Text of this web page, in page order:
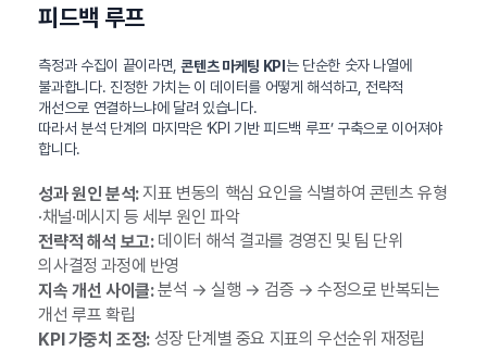
피드백 루프
측정과 수집이 끝이라면,콘텐츠 마케팅 KPI 는 단순한 숫자 나열에
불과합니다. 진정한 가치는 이 데이터를 어떻게 해석하고, 전략적
개선으로 연결하느냐에 달려 있습니다.
따라서 분석 단계의 마지막은 ‘KPI 기반 피드백 루프’ 구축으로 이어져야
합니다.
성과 원인 분석:지표 변동의 핵심 요인을 식별하여 콘텐츠 유형
·채널·메시지 등 세부 원인 파악
전략적 해석 보고:데이터 해석 결과를 경영진 및 팀 단위
의사결정 과정에 반영
지속 개선 사이클:분석 → 실행 → 검증 → 수정으로 반복되는
개선 루프 확립
KPI 가중치 조정:성장 단계별 중요 지표의 우선순위 재정립